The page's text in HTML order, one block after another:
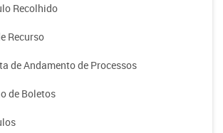
Recolhido
Recurso
de Andamento de Processos
de Boletos